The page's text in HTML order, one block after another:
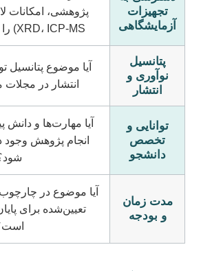
تجهیزات
آزمایشگاهی
XRD، ICP-MS) را فراهم می‌کند؟
پتانسیل
نوآوری و
انتشار
آیا موضوع پتانسیل
انتشار در مجلات
توانایی و
تخصص
دانشجو
آیا مهارت‌ها و دانش
انجام پژوهش وجود
مدت زمان
و بودجه
آیا موضوع در
تعیین‌شده برای